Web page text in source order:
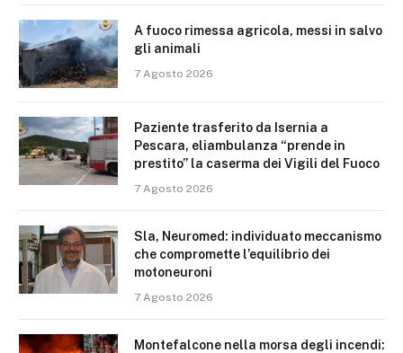
A fuoco rimessa agricola, messi in salvo
gli animali
7 Agosto 2026
Paziente trasferito da Isernia a
Pescara, eliambulanza “prende in
prestito” la caserma dei Vigili del Fuoco
7 Agosto 2026
Sla, Neuromed: individuato meccanismo
che compromette l’equilibrio dei
motoneuroni
7 Agosto 2026
Montefalcone nella morsa degli incendi: